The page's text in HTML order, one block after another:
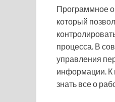
Программное
который
процесса. В
управления
информации. К
знать все о